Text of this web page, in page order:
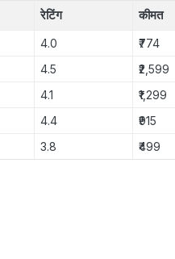
रेटिंग कीमत
4.0
₹774
4.5
₹2,599
4.1
₹1,299
4.4
₹915
3.8 ₹499